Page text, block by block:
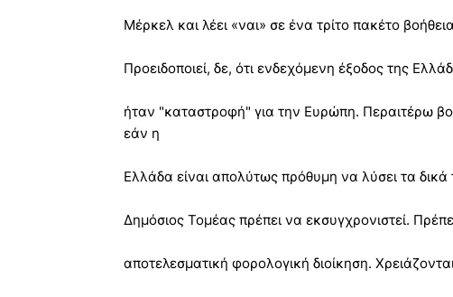
Μέρκελ και λέει «ναι» σε ένα τρίτο πακέτο
Προειδοποιεί, δε, ότι ενδεχόμενη έξοδος της
ήταν "καταστροφή" για την Ευρώπη. Περαιτέρω
εάν η
Ελλάδα είναι απολύτως πρόθυμη να λύσει τα
Δημόσιος Τομέας πρέπει να εκσυγχρονιστεί.
αποτελεσματική φορολογική διοίκηση.